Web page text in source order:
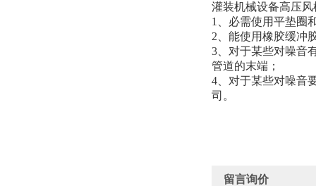
灌装机械设备高压
1、必需使用平垫圈
2、能使用橡胶缓冲
3、对于某些对噪音
管道的末端；
4、对于某些对噪音
司。
留言询价